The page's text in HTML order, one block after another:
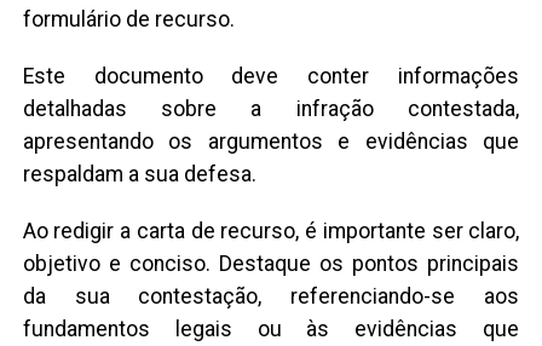
formulário de recurso.
Este documento deve conter informações
detalhadas sobre a infração contestada,
apresentando os argumentos e evidências que
respaldam a sua defesa.
Ao redigir a carta de recurso, é importante ser claro,
objetivo e conciso. Destaque os pontos principais
da sua contestação, referenciando-se aos
fundamentos legais ou às evidências que